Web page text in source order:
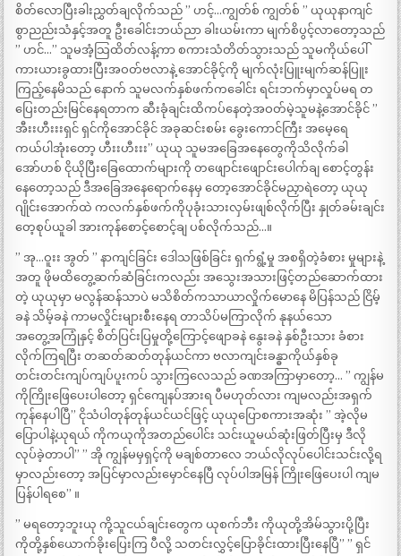
စိတ်လောပြီးခါးညွှတ်ချလိုက်သည် ” ဟင့်…ကျွတ်စ် ကျွတ်စ် ” ယုယုနာကျင်
စွာညည်းသံနှင့်အတူ ဦးခေါင်းဘယ်ညာ ခါးယမ်းကာ မျက်စိပွင့်လာတော့သည်
” ဟင်…” သူမအံ့သြထိတ်လန့်ကာ စကားသံတိတ်သွားသည် သူမကိုယ်ပေါ်
ကားယားခွထားပြီးအဝတ်ဗလာနဲ့ အောင်ခိုင့်ကို မျက်လုံးပြူးမျက်ဆန်ပြူး
ကြည့်နေမိသည် နောက် သူမလက်နှစ်ဖက်ကခေါင်း ရင်းဘက်မှာလှုပ်မရ တ
ပြေးတည်းမြင်နေရတာက ဆီးခုံချင်းထိကပ်နေတဲ့အဝတ်မဲ့သူမနဲ့အောင်ခိုင် ”
အီးးဟီးးးရှင် ရှင်ကိုအောင်ခိုင် အခုဆင်းစမ်း ခွေးကောင်ကြီး အမေ့ရေ
ကယ်ပါအုံးတော့ ဟီးးဟီးးး” ယုယု သူမအခြေအနေတွေကိုသိလိုက်ခါ
အော်ဟစ် ငိုယိုပြီးခြေထောက်များကို တဖျောင်းဖျောင်းပေါက်ချ စောင့်တွန်း
နေတော့သည် ဒီအခြေအနေရောက်နေမှ တော့အောင်ခိုင်မညှာရဲတော့ ယုယု
ဂျိုင်းအောက်ထဲ ကလက်နှစ်ဖက်ကိုပုခုံးသားလှမ်းဖျစ်လိုက်ပြီး နှုတ်ခမ်းချင်း
တေ့စုပ်ယူခါ အားကုန်စောင့်စောင့်ချ ပစ်လိုက်သည်…။
” အု…ဝူးး အွတ် ” နာကျင်ခြင်း ဒေါသဖြစ်ခြင်း ရှက်ရွံ့မှု အစရှိတဲ့ခံစား မှုများနဲ့
အတူ ဖိုမထိတွေ့ဆက်ဆံခြင်းကလည်း အသွေးအသားဖြင့်တည်ဆောက်ထား
တဲ့ ယုယုမှာ မလွန်ဆန်သာပဲ မသိစိတ်ကသာယာလှိုက်မောနေ မိပြန်သည် ငြိမ့်
ခနဲ သိမ့်ခနဲ ကာမလှိုင်းများစီးနေရ တာသိပ်မကြာလိုက် နုနယ်သော
အတွေ့အကြုံနှင့် စိတ်ပြင်းပြမှုတို့ကြောင့်ဖျောခနဲ နွေးခနဲ နှစ်ဦးသား ခံစား
လိုက်ကြရပြီး တဆတ်ဆတ်တုန်ယင်ကာ ဗလာကျင်းခန္ဓာကိုယ်နှစ်ခု
တင်းတင်းကျပ်ကျပ်ပူးကပ် သွားကြလေသည် ခဏအကြာမှာတော့… ” ကျွန်မ
ကိုကြိုးဖြေပေးပါတော့ ရှင်ကျေနပ်အားရ ပီမဟုတ်လား ကျမလည်းအရှက်
ကုန်နေပါပြီ” ငိုသံပါတုန်တုန်ယင်ယင်ဖြင့် ယုယုပြောစကားအဆုံး ” အဲ့လိုမ
ပြောပါနဲ့ယုရယ် ကိုကယုကိုအတည်ပေါင်း သင်းယူမယ်ဆုံးဖြတ်ပြီးမှ ဒီလို
လုပ်ခဲ့တာပါ” ” အို ကျွန်မမှရှင့်ကို မချစ်တာလေ ဘယ်လိုလုပ်ပေါင်းသင်းလို့ရ
မှာလည်းတော့ အပြင်မှာလည်းမှောင်နေပြီ လုပ်ပါအမြန် ကြိုးဖြေပေးပါ ကျမ
ပြန်ပါရစေ” ။
” မရတော့ဘူးယု ကို့သူငယ်ချင်းတွေက ယုစက်ဘီး ကိုယုတို့အိမ်သွားပို့ပြီး
ကိုတို့နှစ်ယောက်ခိုးပြေးကြ ပီလို့ သတင်းလွှင့်ပြောခိုင်းထားပြီးနေပြီ” ” ရှင်